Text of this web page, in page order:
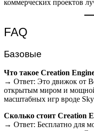
коммерческих проектов
FAQ
Базовые
Что такое Creation
→ Ответ: Это движок от
открытым миром и
масштабных игр вроде
Сколько стоит Creation
→ Ответ: Бесплатно для